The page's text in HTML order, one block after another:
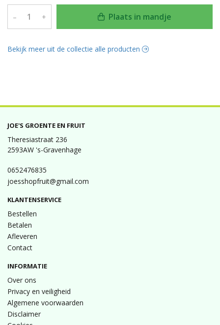
– + Plaats in mandje
Bekijk meer uit de collectie alle producten
JOE'S GROENTE EN FRUIT
Theresiastraat 236
2593AW 's-Gravenhage
0652476835
joesshopfruit@gmail.com
KLANTENSERVICE
Bestellen
Betalen
Afleveren
Contact
INFORMATIE
Over ons
Privacy en veiligheid
Algemene voorwaarden
Disclaimer